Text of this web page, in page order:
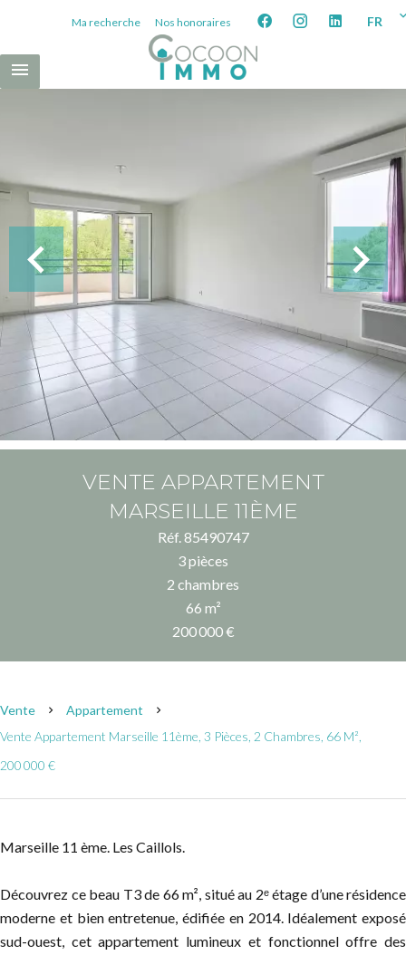
Ma recherche Nos honoraires FR
VENTE APPARTEMENT
MARSEILLE 11ÈME
Réf. 85490747
3 pièces
2 chambres
66 m²
200 000 €
Vente
Appartement
Vente Appartement Marseille 11ème, 3 Pièces, 2 Chambres, 66 M²,
200 000 €
Marseille 11 ème. Les Caillols.
Découvrez ce beau T3 de 66 m², situé au 2ᵉ étage d’une résidence
moderne et bien entretenue, édifiée en 2014. Idéalement exposé
sud-ouest, cet appartement lumineux et fonctionnel offre des